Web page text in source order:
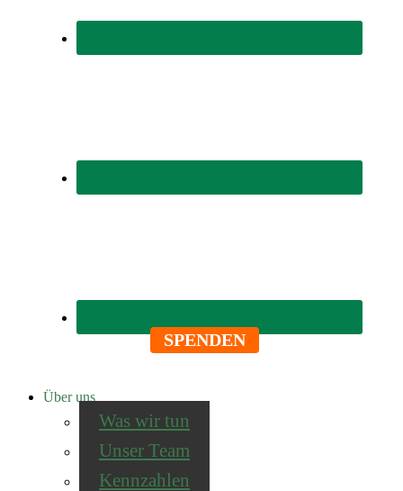
SPENDEN
Über uns
Was wir tun
Unser Team
Kennzahlen